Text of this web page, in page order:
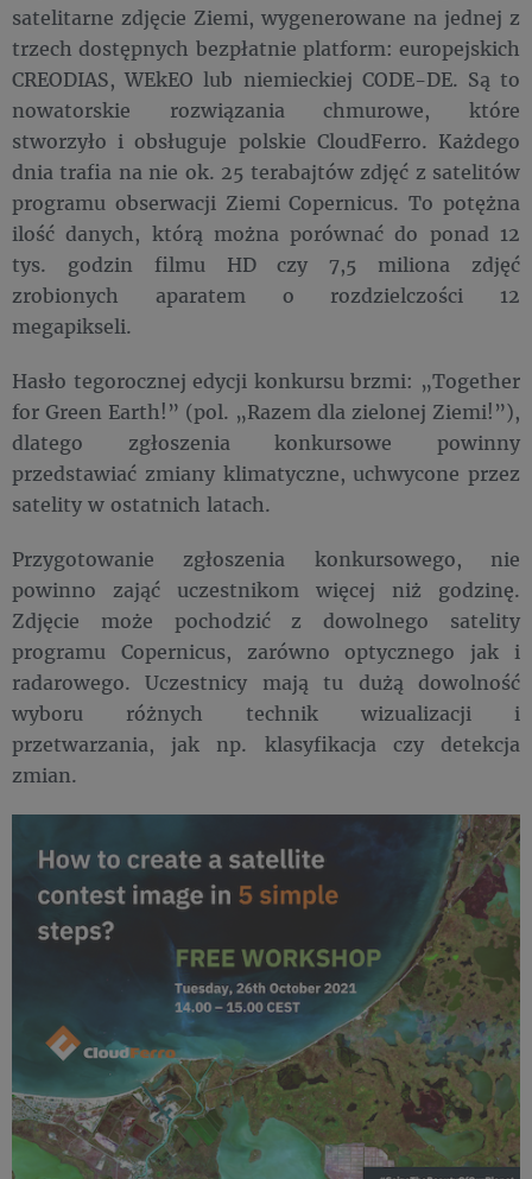
satelitarne zdjęcie Ziemi, wygenerowane na jednej z
trzech dostępnych bezpłatnie platform: europejskich
CREODIAS, WEkEO lub niemieckiej CODE-DE. Są to
nowatorskie rozwiązania chmurowe, które
stworzyło i obsługuje polskie CloudFerro. Każdego
dnia trafia na nie ok. 25 terabajtów zdjęć z satelitów
programu obserwacji Ziemi Copernicus. To potężna
ilość danych, którą można porównać do ponad 12
tys. godzin filmu HD czy 7,5 miliona zdjęć
zrobionych aparatem o rozdzielczości 12
megapikseli.
Hasło tegorocznej edycji konkursu brzmi: „Together
for Green Earth!” (pol. „Razem dla zielonej Ziemi!”),
dlatego zgłoszenia konkursowe powinny
przedstawiać zmiany klimatyczne, uchwycone przez
satelity w ostatnich latach.
Przygotowanie zgłoszenia konkursowego, nie
powinno zająć uczestnikom więcej niż godzinę.
Zdjęcie może pochodzić z dowolnego satelity
programu Copernicus, zarówno optycznego jak i
radarowego. Uczestnicy mają tu dużą dowolność
wyboru różnych technik wizualizacji i
przetwarzania, jak np. klasyfikacja czy detekcja
zmian.